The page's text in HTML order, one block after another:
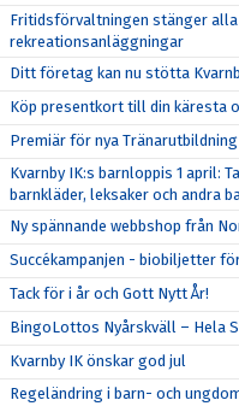
Fritidsförvaltningen stänger
rekreationsanläggningar
Ditt företag kan nu stötta
Köp presentkort till din käresta
Premiär för nya Tränarutbildning
Kvarnby IK:s barnloppis 1 april:
barnkläder, leksaker och andra
Ny spännande webbshop från
Succékampanjen - biobiljetter
Tack för i år och Gott Nytt År!
BingoLottos Nyårskväll – Hela
Kvarnby IK önskar god jul
Regeländring i barn- och